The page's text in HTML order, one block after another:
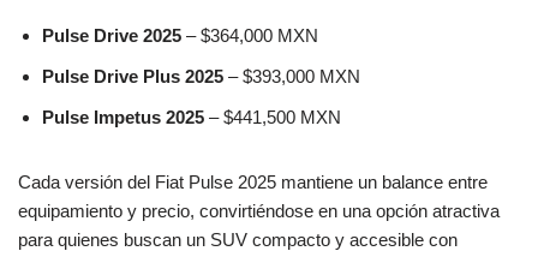
Pulse Drive 2025 – $364,000 MXN
Pulse Drive Plus 2025 – $393,000 MXN
Pulse Impetus 2025 – $441,500 MXN
Cada versión del Fiat Pulse 2025 mantiene un balance entre
equipamiento y precio, convirtiéndose en una opción atractiva
para quienes buscan un SUV compacto y accesible con